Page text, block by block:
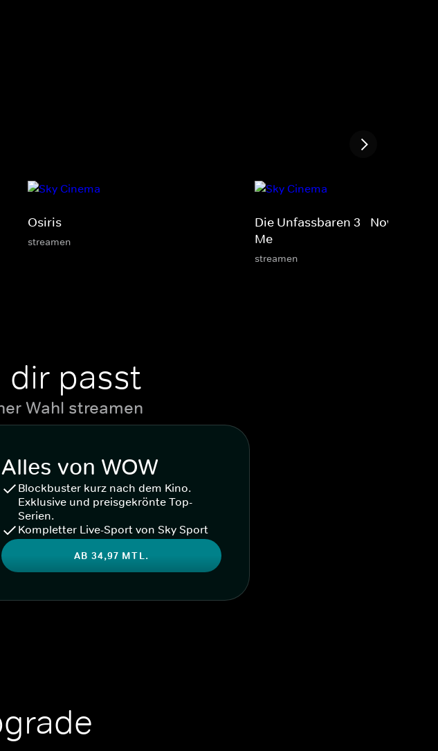
Osiris
streamen
Die Unfassbaren 3 - Now You
Me
streamen
dir passt
Wahl streamen
Alles von WOW
Blockbuster kurz nach dem Kino.
Exklusive und preisgekrönte Top-
Serien.
Kompletter Live-Sport von Sky Sport
AB 34,97 MTL.